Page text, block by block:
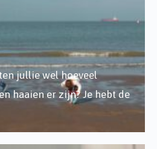
jullie wel hoeveel
haaien er zijn? Je hebt de